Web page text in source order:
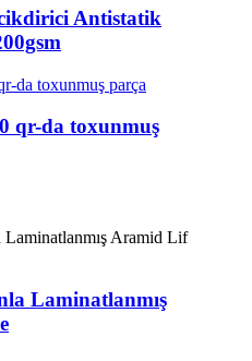
Antistatik
qr-da toxunmuş
Laminatlanmış